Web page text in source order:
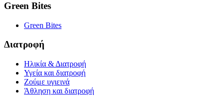
Green Bites
Green Bites
Διατροφή
Ηλικία & Διατροφή
Υγεία και διατροφή
Ζούμε υγιεινά
Άθληση και διατροφή